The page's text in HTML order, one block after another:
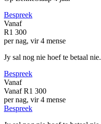
Bespreek
Vanaf
R1 300
per nag, vir 4 mense
Jy sal nog nie hoef te betaal nie.
Bespreek
Vanaf
Vanaf R1 300
per nag, vir 4 mense
Bespreek